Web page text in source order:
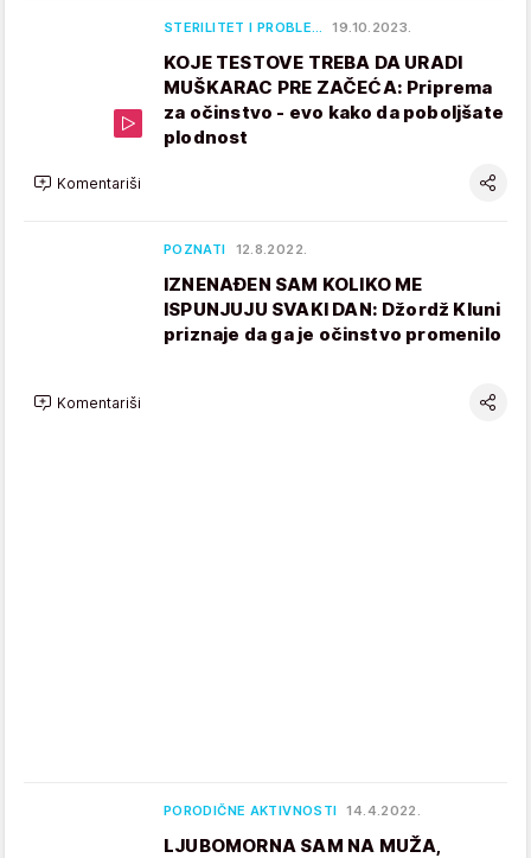
STERILITET I PROBLE… 19.10.2023.
KOJE TESTOVE TREBA DA URADI
MUŠKARAC PRE ZAČEĆA: Priprema
za očinstvo - evo kako da poboljšate
plodnost
Komentariši
POZNATI 12.8.2022.
IZNENAĐEN SAM KOLIKO ME
ISPUNJUJU SVAKI DAN: Džordž Kluni
priznaje da ga je očinstvo promenilo
Komentariši
PORODIČNE AKTIVNOSTI 14.4.2022.
LJUBOMORNA SAM NA MUŽA,